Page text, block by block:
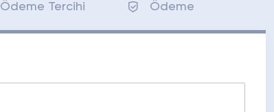
Ödeme Tercihi Ödeme